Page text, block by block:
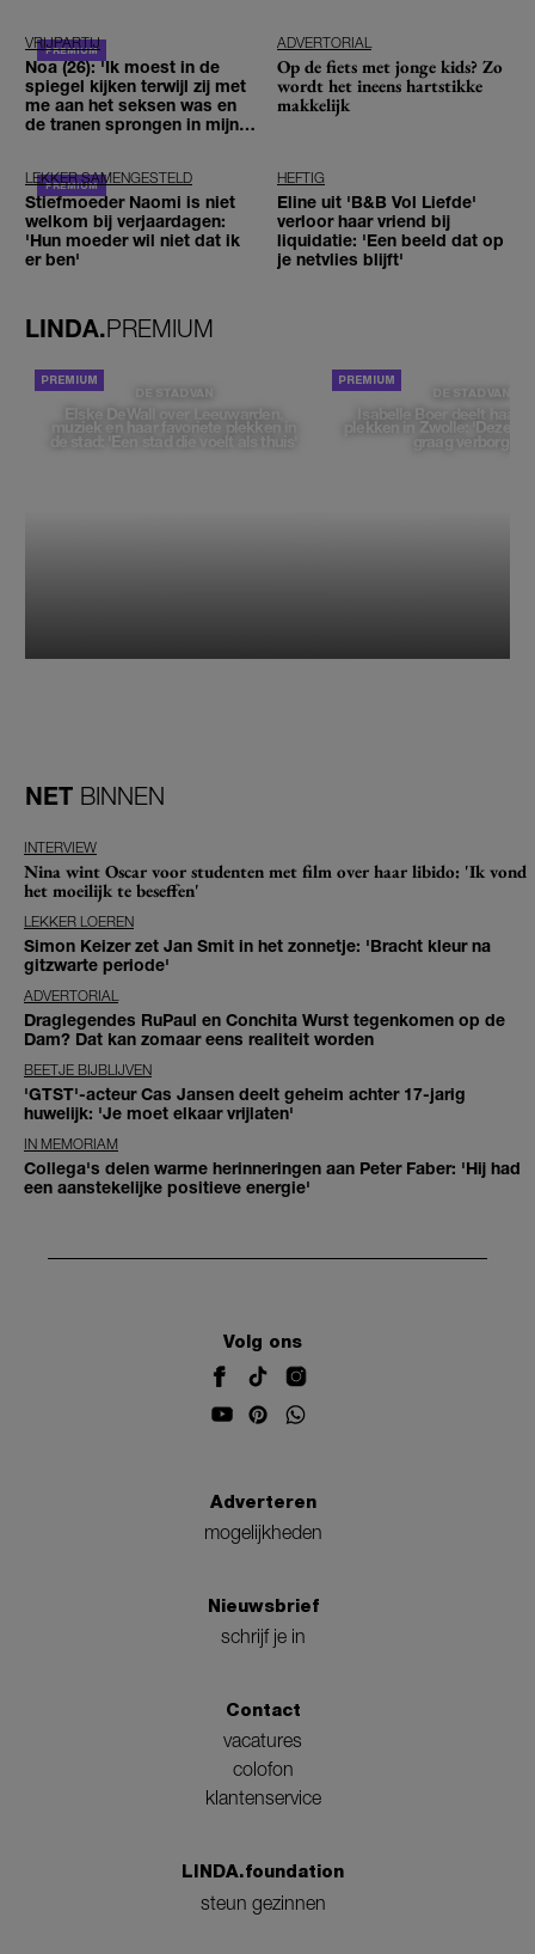
VRIJPARTIJ
Noa (26): 'Ik moest in de
spiegel kijken terwijl zij met
me aan het seksen was en
de tranen sprongen in mijn
ADVERTORIAL
Op de fiets met jonge kids? Zo
wordt het ineens hartstikke
makkelijk
LEKKER SAMENGESTELD
Stiefmoeder Naomi is niet
welkom bij verjaardagen:
'Hun moeder wil niet dat ik
er ben'
HEFTIG
Eline uit 'B&B Vol Liefde'
verloor haar vriend bij
liquidatie: 'Een beeld dat op
je netvlies blijft'
LINDA.PREMIUM
DE STAD VAN
Elske DeWall over Leeuwarden,
muziek en haar favoriete plekken in
de stad: 'Een stad die voelt als thuis'
DE STAD VAN
Isabelle Boer deelt haar
plekken in Zwolle: 'Deze
graag verborgen'
NET BINNEN
INTERVIEW
Nina wint Oscar voor studenten met film over haar libido: 'Ik vond
het moeilijk te beseffen'
LEKKER LOEREN
Simon Keizer zet Jan Smit in het zonnetje: 'Bracht kleur na
gitzwarte periode'
ADVERTORIAL
Draglegendes RuPaul en Conchita Wurst tegenkomen op de
Dam? Dat kan zomaar eens realiteit worden
BEETJE BIJBLIJVEN
'GTST'-acteur Cas Jansen deelt geheim achter 17-jarig
huwelijk: 'Je moet elkaar vrijlaten'
IN MEMORIAM
Collega's delen warme herinneringen aan Peter Faber: 'Hij had
een aanstekelijke positieve energie'
Volg ons
Adverteren
mogelijkheden
Nieuwsbrief
schrijf je in
Contact
vacatures
colofon
klantenservice
LINDA.foundation
steun gezinnen